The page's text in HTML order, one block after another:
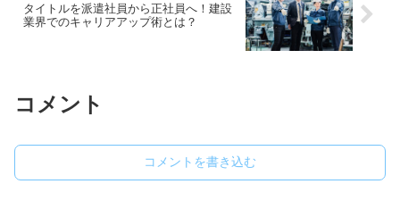
タイトルを派遣社員から正社員へ！建設
業界でのキャリアアップ術とは？
コメント
コメントを書き込む